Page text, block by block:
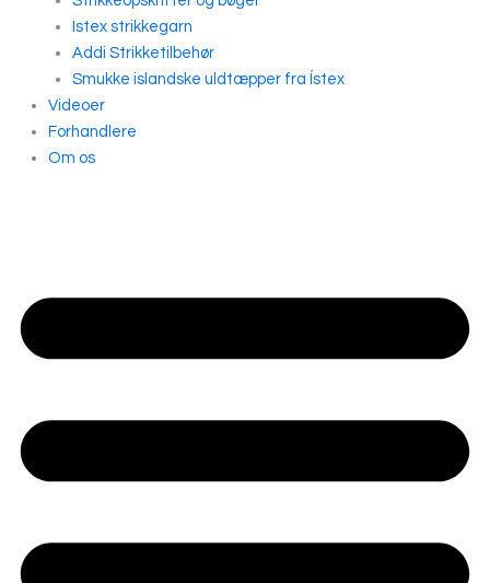
Istex strikkegarn
Addi Strikketilbehør
Smukke islandske uldtæpper fra Ístex
Videoer
Forhandlere
Om os